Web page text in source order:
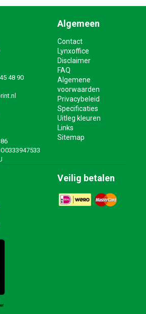
48 90
Algemeen
Contact
Lynxoffice
Disclaimer
FAQ
Algemene
voorwaarden
Privacybeleid
Specificaties
Uitleg kleuren
Links
Sitemap
Veilig betalen